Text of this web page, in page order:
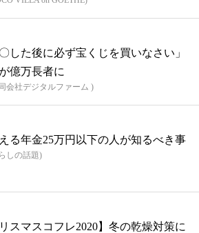
〇した後に必ず宝くじを買いなさい」
億万長者に
会社デジタルファーム )
る年金25万円以下の人が知るべき事
しの話題)
リスマスコフレ2020】冬の乾燥対策に